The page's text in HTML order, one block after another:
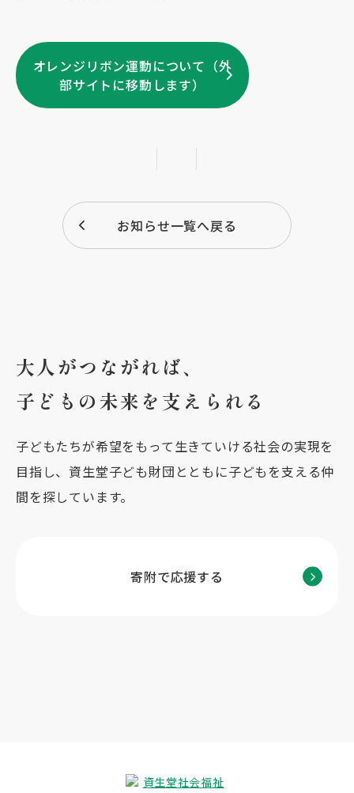
オレンジリボン運動について（外
部サイトに移動します）
お知らせ一覧へ戻る
大人がつながれば、
子どもの未来を支えられる
子どもたちが希望をもって生きていける社会の実現を
目指し、 資生堂子ども財団とともに子どもを支える仲
間を探しています。
寄附で応援する